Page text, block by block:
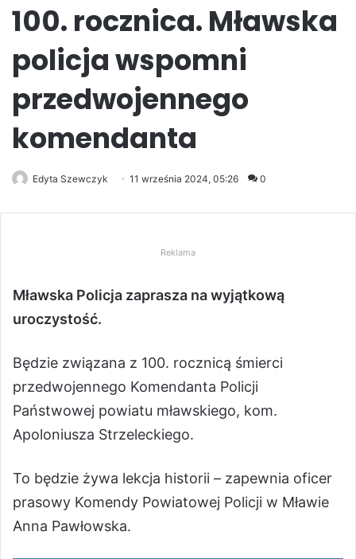
100. rocznica. Mławska
policja wspomni
przedwojennego
komendanta
Edyta Szewczyk 11 września 2024, 05:26 0
Reklama
Mławska Policja zaprasza na wyjątkową
uroczystość.
Będzie związana z 100. rocznicą śmierci
przedwojennego Komendanta Policji
Państwowej powiatu mławskiego, kom.
Apoloniusza Strzeleckiego.
To będzie żywa lekcja historii – zapewnia oficer
prasowy Komendy Powiatowej Policji w Mławie
Anna Pawłowska.